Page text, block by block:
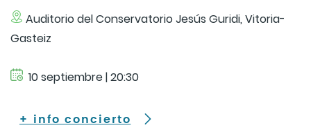
Auditorio del Conservatorio Jesús Guridi, Vitoria-
Gasteiz
10 septiembre | 20:30
+ info concierto